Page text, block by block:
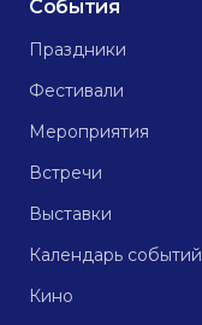
События
Праздники
Фестивали
Мероприятия
Встречи
Выставки
Календарь событий
Кино